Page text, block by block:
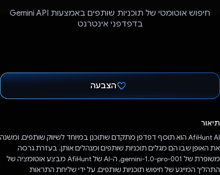
חיפוש אוטומטי של תוכניות שותפים באמצעות Gemini API
בדפדפני אינטרנט
הצבעה
תיאור
AfiHunt AI הוא תוסף דפדפן מתקדם שתוכנן במיוחד לשיווק שותפים, ומשנה
את האופן שבו הם מגלים תוכניות שותפים ומנהלים אותן. בעזרת גרסה
משופרת של gemini-1.0-pro-001, ה-AI של AfiHunt מבצע אוטומציה של
התהליך המייגע של חיפוש תוכניות שותפים, על ידי שליחת התראות